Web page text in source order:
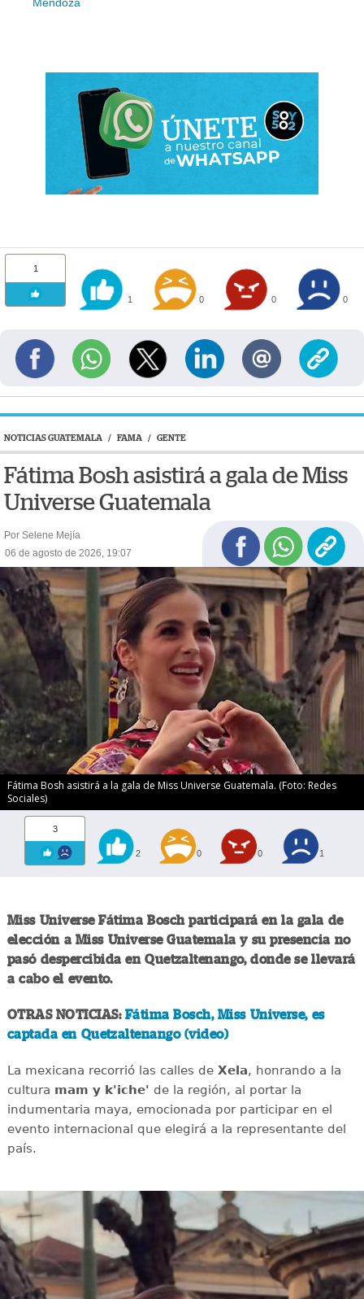
Mendoza
1
1 0 0 0
NOTICIAS GUATEMALA / FAMA / GENTE
Fátima Bosh asistirá a gala de Miss
Universe Guatemala
Por Selene Mejía
06 de agosto de 2026, 19:07
Fátima Bosh asistirá a la gala de Miss Universe Guatemala. (Foto: Redes
Sociales)
3
2 0 0 1
Miss Universe Fátima Bosch participará en la gala de
elección a Miss Universe Guatemala y su presencia no
pasó despercibida en Quetzaltenango, donde se llevará
a cabo el evento.
OTRAS NOTICIAS: Fátima Bosch, Miss Universe, es
captada en Quetzaltenango (video)
La mexicana recorrió las calles deXela, honrando a la
cultura mam y k'iche' de la región, al portar la
indumentaria maya, emocionada por participar en el
evento internacional que elegirá a la representante del
país.